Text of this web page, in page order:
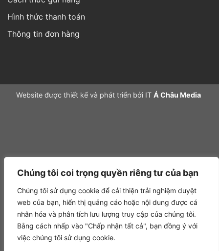
Chúng tôi coi trọng quyền riêng tư của bạn
Chúng tôi sử dụng cookie để cải thiện trải nghiệm duyệt
web của bạn, hiển thị quảng cáo hoặc nội dung được cá
nhân hóa và phân tích lưu lượng truy cập của chúng tôi.
Bằng cách nhấp vào "Chấp nhận tất cả", bạn đồng ý với
việc chúng tôi sử dụng cookie.
Hình thức thanh toán
Thông tin đơn hàng
Website được thiết kế và phát triển bởi IT Á Châu Media